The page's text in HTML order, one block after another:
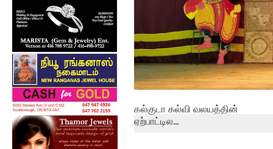
கல்குடா கல்வி வலயத்தின்
ஏற்பாட்டில...